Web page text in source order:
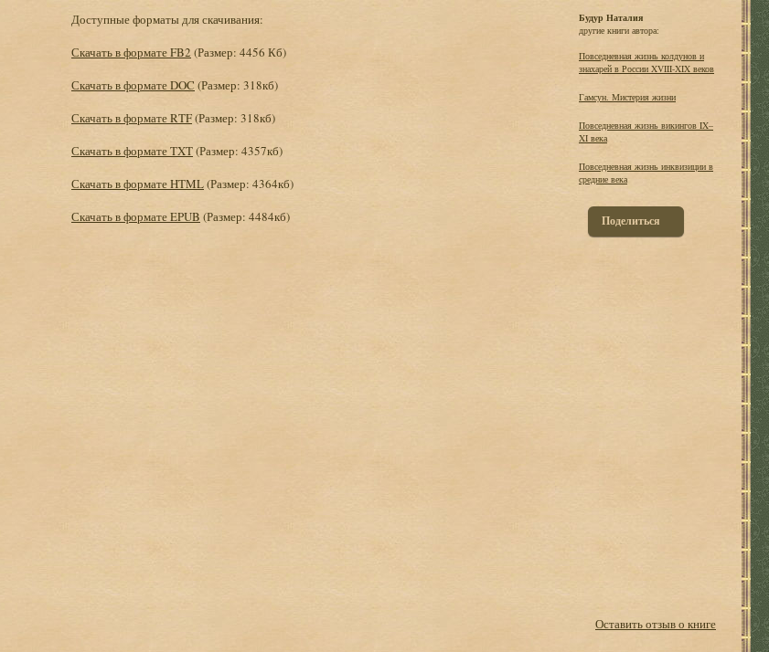
Доступные форматы для скачивания:
Скачать в формате FB2 (Размер: 4456 Кб)
Скачать в формате DOC (Размер: 318кб)
Скачать в формате RTF(Размер: 318кб)
Скачать в формате TXT(Размер: 4357кб)
Скачать в формате HTML(Размер: 4364кб)
Скачать в формате EPUB (Размер: 4484кб)
Будур Наталия
другие книги автора:
Повседневная жизнь колдунов и
знахарей в России XVIII-XIX веков
Гамсун. Мистерия жизни
Повседневная жизнь викингов IX–
XI века
Повседневная жизнь инквизиции в
средние века
Поделиться
Оставить отзыв о книге